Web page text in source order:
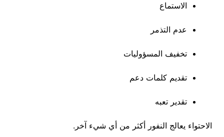
الاستماع
عدم التذمر
تخفيف المسؤوليات
تقديم كلمات دعم
تقدير تعبه
الاحتواء يعالج النفور أكثر من أي شيء آخر.